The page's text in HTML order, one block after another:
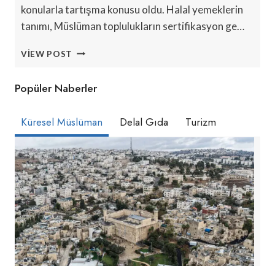
konularla tartışma konusu oldu. Halal yemeklerin
tanımı, Müslüman toplulukların sertifikasyon ge…
VIEW POST YENI
OKUL
POLITIKA
GÖZDEN
GEÇIRILIYOR
Popüler Naberler
Küresel Müslüman Delal Gıda Turizm